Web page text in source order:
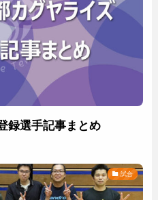
録選手記事まとめ
試合